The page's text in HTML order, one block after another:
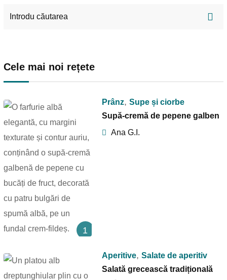
Cele mai noi rețete
1
Prânz, Supe și ciorbe
Supă-cremă de pepene galben
Ana G.I.
Aperitive, Salate de aperitiv
Salată grecească tradițională